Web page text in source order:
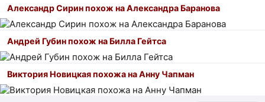
Александр Сирин похож на Александра Баранова
Андрей Губин похож на Билла Гейтса
Виктория Новицкая похожа на Анну Чапман